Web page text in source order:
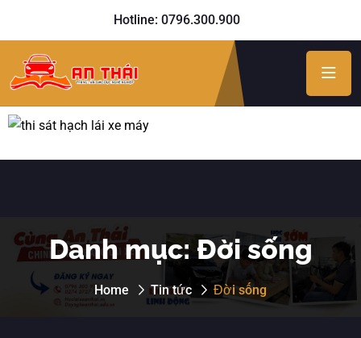
Hotline: 0796.300.900
Danh mục: Đời sống
Home Tin tức Đời sống